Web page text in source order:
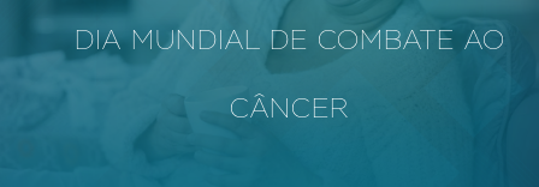
DIA MUNDIAL DE COMBATE AO
CÂNCER